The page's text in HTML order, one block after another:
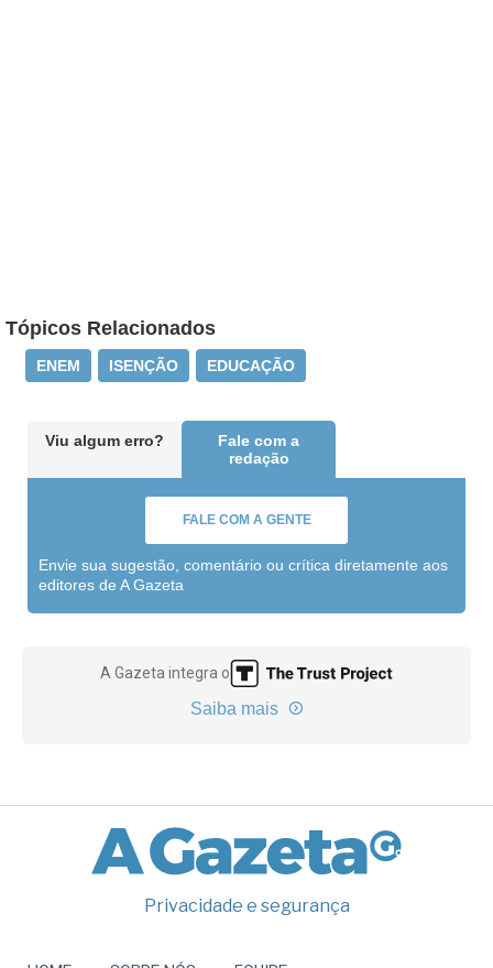
Tópicos Relacionados
ENEM ISENÇÃO EDUCAÇÃO
Viu algum erro?
Fale com a
redação
FALE COM A GENTE
Envie sua sugestão, comentário ou crítica diretamente aos
editores de A Gazeta
A Gazeta integra o
Saiba mais
Privacidade e segurança